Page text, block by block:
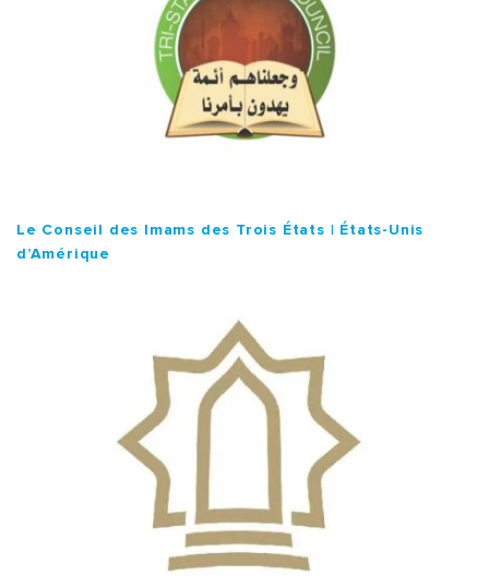
Le Conseil des Imams des Trois États | États-Unis
d’Amérique